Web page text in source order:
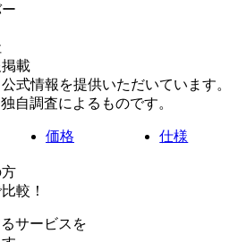
載
式情報を提供いただいています。
自調査によるものです。
価格 仕様
較！
サービスを